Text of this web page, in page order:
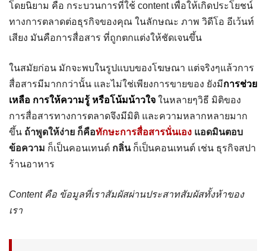
โดยนิยาม คือ กระบวนการที่ใช้ content เพื่อให้เกิดประโยชน์
ทางการตลาดต่อธุรกิจของคุณ ในลักษณะ ภาพ วิดีโอ อีเว้นท์
เสียง มันคือการสื่อสาร ที่ถูกตกแต่งให้ชัดเจนขึ้น
ในสมัยก่อน มักจะพบในรูปแบบของโฆษณา แต่จริงๆแล้วการ
สื่อสารมีมากกว่านั้น และไม่ใช่เพียงการขายของ ยังมีการช่วย
เหลือ การให้ความรู้ หรือโน้มน้าวใจ ในหลายๆวิธี มิติของ
การสื่อสารทางการตลาดจึงมีมิติ และความหลากหลายมาก
ขึ้น ถ้าพูดให้ง่าย ก็คือทักษะการสื่อสารนั่นเอง แอดมินตอบ
ข้อความ ก็เป็นคอนเทนต์ กลิ่นก็เป็นคอนเทนต์ เช่น ธุรกิจสปา
ร้านอาหาร
Content คือ ข้อมูลที่เราสัมผัสผ่านประสาทสัมผัสทั้งห้าของ
เรา